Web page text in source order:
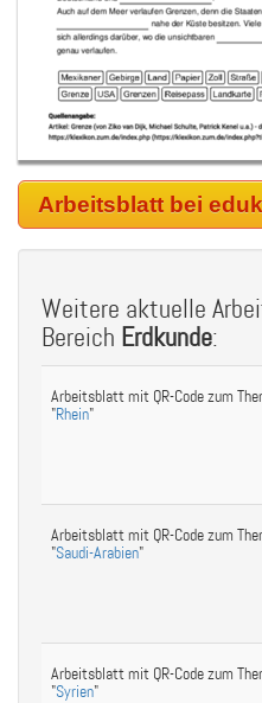
Arbeitsblatt bei
Weitere aktuelle
Bereich Erdkunde:
Arbeitsblatt mit QR-Code zum
"Rhein"
Arbeitsblatt mit QR-Code zum
"Saudi-Arabien"
Arbeitsblatt mit QR-Code zum
"Syrien"